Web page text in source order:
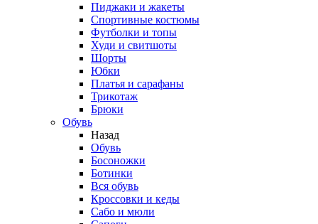
Пиджаки и жакеты
Спортивные костюмы
Футболки и топы
Худи и свитшоты
Шорты
Юбки
Платья и сарафаны
Трикотаж
Брюки
Обувь
Назад
Обувь
Босоножки
Ботинки
Вся обувь
Кроссовки и кеды
Сабо и мюли